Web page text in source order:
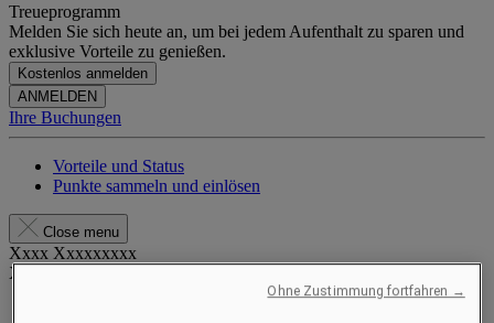
Treueprogramm
Melden Sie sich heute an, um bei jedem Aufenthalt zu sparen und
exklusive Vorteile zu genießen.
Kostenlos anmelden
ANMELDEN
Ihre Buchungen
Vorteile und Status
Punkte sammeln und einlösen
Close menu
Xxxx Xxxxxxxxx
XXXXXX X XXXXXXXX X
Ohne Zustimmung fortfahren →